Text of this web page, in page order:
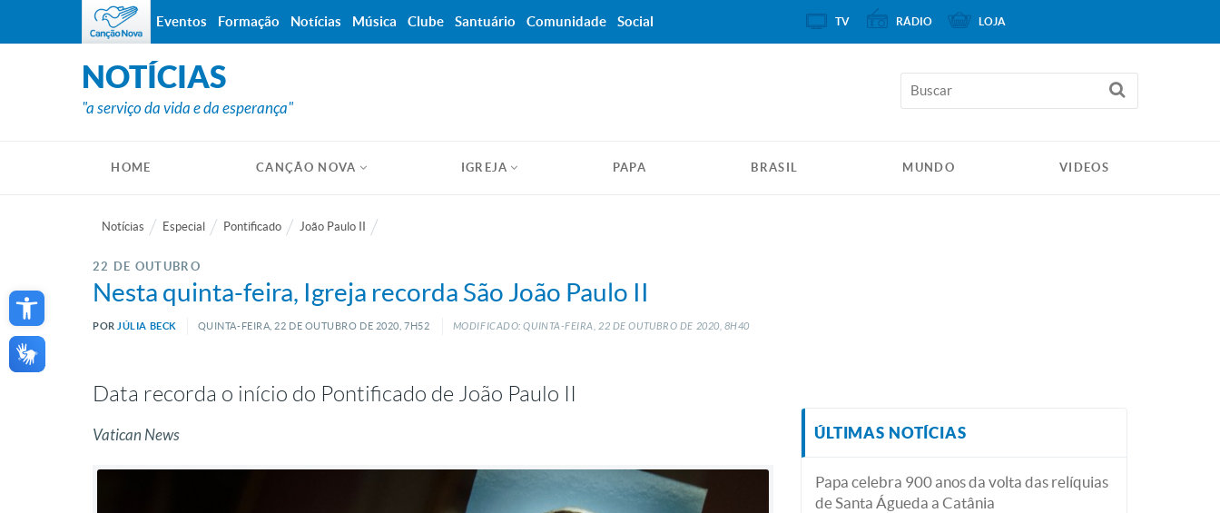
Open toolbar
NOTÍCIAS
"a serviço da vida e da esperança"
HOME CANÇÃO NOVA IGREJA PAPA BRASIL MUNDO VIDEOS
Notícias Especial Pontificado João Paulo II
22 DE OUTUBRO
Nesta quinta-feira, Igreja recorda São João Paulo II
POR JÚLIA BECK QUINTA-FEIRA, 22 DE OUTUBRO DE 2020, 7H52 MODIFICADO: QUINTA-FEIRA, 22 DEOUTUBRO DE 2020, 8H40
Data recorda o início do Pontificado de João Paulo II
Vatican News ÚLTIMAS NOTÍCIAS
Papa celebra 900 anos da volta das relíquias
de Santa Águeda a Catânia
Eventos Formação Notícias Música Clube Santuário Comunidade Social TV RÁDIO LOJA